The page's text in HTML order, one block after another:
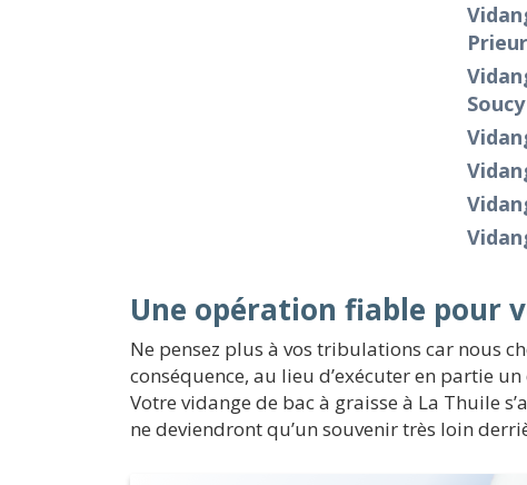
Soucy
Une opération fiable pour
Ne pensez plus à vos tribulations car nous
conséquence, au lieu d’exécuter en partie
Votre vidange de bac à graisse à La Thuile
ne deviendront qu’un souvenir très loin